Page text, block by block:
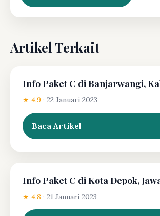
Artikel Terkait
Info Paket C di Banjarwangi,
★ 4.9 · 22 Januari 2023
Baca Artikel
Info Paket C di Kota Depok,
★ 4.8 · 21 Januari 2023